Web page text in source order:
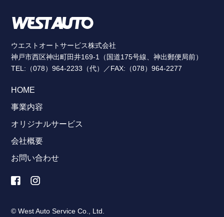
ウエストオートサービス株式会社
神戸市西区神出町田井169-1（国道175号線、神出郵便局前）
TEL:（078）964-2233（代）／FAX:（078）964-2277
HOME
事業内容
オリジナルサービス
会社概要
お問い合わせ
© West Auto Service Co., Ltd.